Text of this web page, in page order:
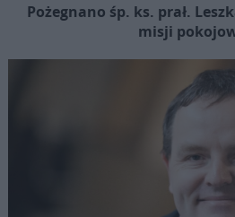
Pożegnano śp. ks. prał.
misji